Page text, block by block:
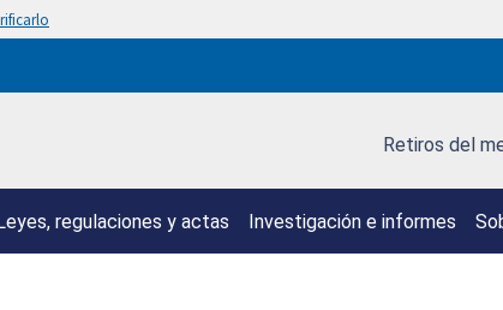
Retiros del
regulaciones y actas Investigación e informes